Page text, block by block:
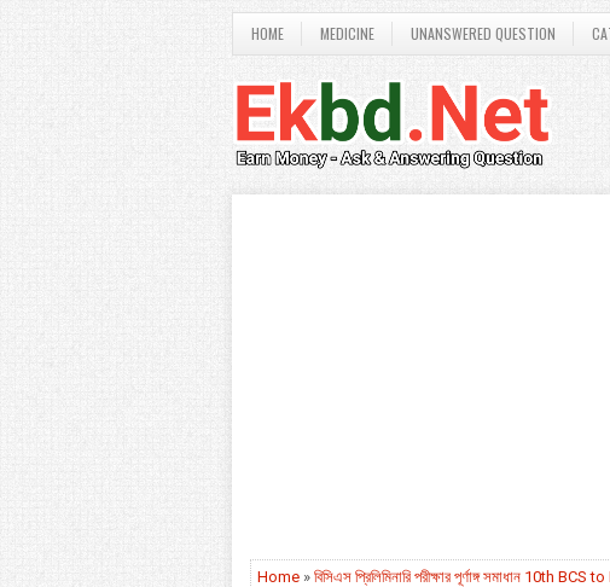
HOME MEDICINE UNANSWERED QUESTION
Home » বিসিএস প্রিলিমিনারি পরীক্ষার পূর্ণাঙ্গ সমাধান 10th BCS